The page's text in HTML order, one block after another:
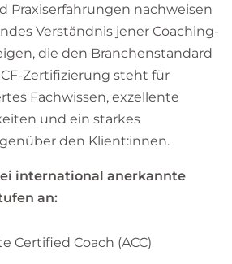
Praxiserfahrungen nachweisen
Verständnis jener Coaching-
die den Branchenstandard
Zertifizierung steht für
Fachwissen, exzellente
und ein starkes
den Klient:innen.
international anerkannte
an:
Certified Coach (ACC)